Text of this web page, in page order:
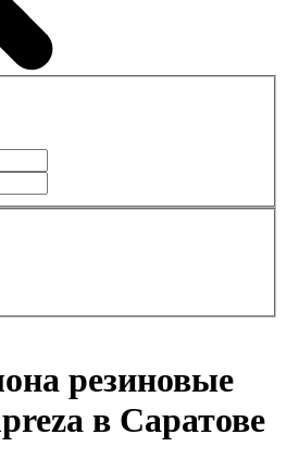
резиновые
в Саратове